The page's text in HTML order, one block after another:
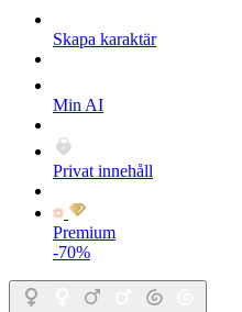
Skapa karaktär
Min AI
Privat innehåll
Premium
-70%